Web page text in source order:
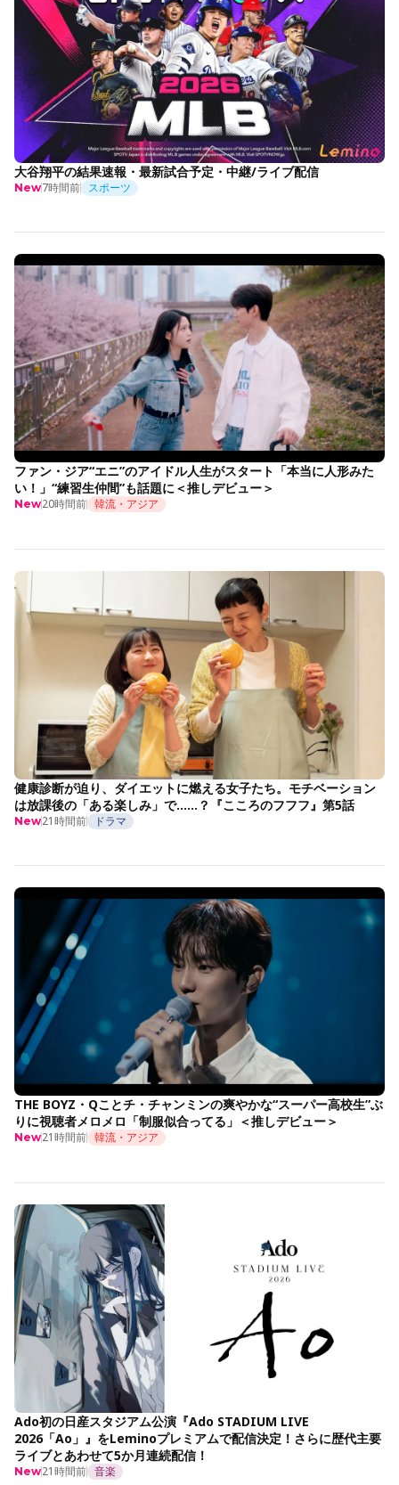
大谷翔平の結果速報・最新試合予定・中継/ライブ配信
New7時間前 スポーツ
ファン・ジア“エニ”のアイドル人生がスタート「本当に人形みた
い！」“練習生仲間”も話題に＜推しデビュー＞
New20時間前 韓流・アジア
健康診断が迫り、ダイエットに燃える女子たち。モチベーション
は放課後の「ある楽しみ」で……？『こころのフフフ』第5話
New21時間前 ドラマ
THE BOYZ・Qことチ・チャンミンの爽やかな“スーパー高校生”ぶ
りに視聴者メロメロ「制服似合ってる」＜推しデビュー＞
New21時間前 韓流・アジア
Ado初の日産スタジアム公演『Ado STADIUM LIVE
2026「Ao」』をLeminoプレミアムで配信決定！さらに歴代主要
ライブとあわせて5か月連続配信！
New21時間前 音楽